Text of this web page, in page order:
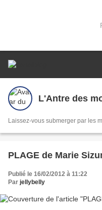
L'Antre des
Laissez-vous submerger par les
PLAGE de Marie
Publié le 16/02/2012 à 11:22
Par jellybelly